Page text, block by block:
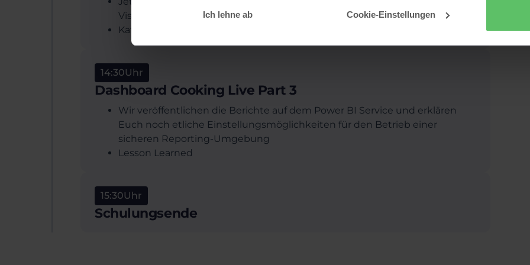
Ich lehne ab Cookie-Einstellungen
Visuals und Diagramme an
Kaffeepause ;-)
14:30Uhr
Dashboard Cooking Live Part 3
Wir veröffentlichen die Berichte auf dem Power BI Service und erklären
Euch noch etliche Einstellungsmöglichkeiten für den Betrieb einer
sicheren Reporting-Umgebung
Lesson Learned
15:30Uhr
Schulungsende